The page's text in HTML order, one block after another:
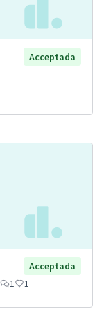
Acceptada
Acceptada
1 1